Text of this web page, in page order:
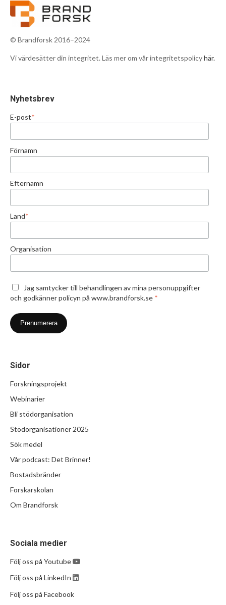
© Brandforsk 2016–2024
Vi värdesätter din integritet. Läs mer om vår integritetspolicyhär.
Nyhetsbrev
E-post*
Förnamn
Efternamn
Land*
Organisation
Jag samtycker till behandlingen av mina personuppgifter
och godkänner policyn på www.brandforsk.se *
Sidor
Forskningsprojekt
Webinarier
Bli stödorganisation
Stödorganisationer 2025
Sök medel
Vår podcast: Det Brinner!
Bostadsbränder
Forskarskolan
Om Brandforsk
Sociala medier
Följ oss på Youtube
Följ oss på LinkedIn
Följ oss på Facebook